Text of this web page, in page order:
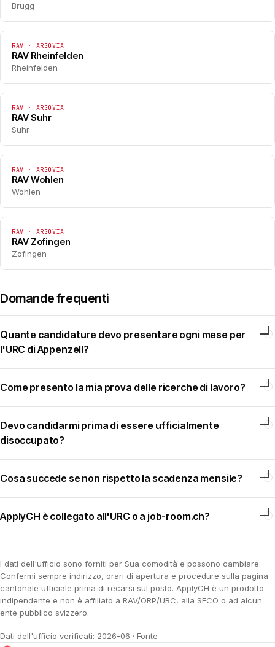
Brugg
RAV · ARGOVIA
RAV Rheinfelden
Rheinfelden
RAV · ARGOVIA
RAV Suhr
Suhr
RAV · ARGOVIA
RAV Wohlen
Wohlen
RAV · ARGOVIA
RAV Zofingen
Zofingen
Domande frequenti
Quante candidature devo presentare ogni mese per
l'URC di Appenzell?
Come presento la mia prova delle ricerche di lavoro?
Devo candidarmi prima di essere ufficialmente
disoccupato?
Cosa succede se non rispetto la scadenza mensile?
ApplyCH è collegato all'URC o a job-room.ch?
I dati dell'ufficio sono forniti per Sua comodità e possono cambiare.
Confermi sempre indirizzo, orari di apertura e procedure sulla pagina
cantonale ufficiale prima di recarsi sul posto. ApplyCH è un prodotto
indipendente e non è affiliato a RAV/ORP/URC, alla SECO o ad alcun
ente pubblico svizzero.
Dati dell'ufficio verificati: 2026-06 · Fonte